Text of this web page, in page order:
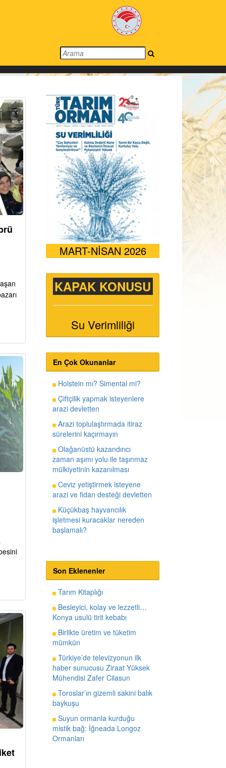
MART-NİSAN 2026
KAPAK KONUSU
Su Verimliliği
En Çok Okunanlar
Holstein mı? Simental mi?
Çiftçilik yapmak isteyenlere
arazi devletten
Arazi toplulaştırmada itiraz
sürelerini kaçırmayın
Olağanüstü kazandırıcı
zaman aşımı yolu ile taşınmaz
mülkiyetinin kazanılması
Ceviz yetiştirmek isteyene
arazi ve fidan desteği devletten
Küçükbaş hayvancılık
işletmesi kuracaklar nereden
başlamalı?
Son Eklenenler
Tarım Kitaplığı
Besleyici, kolay ve lezzetli…
Konya usulü tirit kebabı
Birlikte üretim ve tüketim
mümkün
Türkiye’de televizyonun ilk
haber sunucusu Ziraat Yüksek
Mühendisi Zafer Cilasun
Toroslar’ın gizemli sakini balık
baykuşu
Suyun ormanla kurduğu
mistik bağ: İğneada Longoz
Ormanları